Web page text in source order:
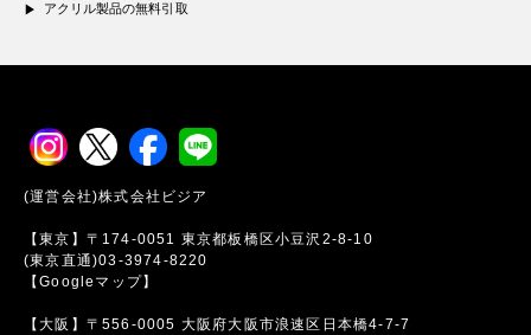
アクリル製品の無料引取
(運営会社)株式会社ビジア
【東京】〒174-0051 東京都板橋区小豆沢2-8-10
(東京直通)03-3974-8220
【Googleマップ】
【大阪】〒556-0005 大阪府大阪市浪速区日本橋4-7-7